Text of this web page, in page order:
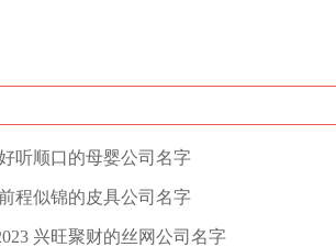
听顺口的母婴公司名字
程似锦的皮具公司名字
兴旺聚财的丝网公司名字